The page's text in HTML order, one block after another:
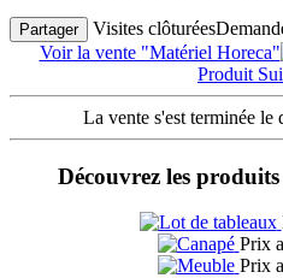
Partager Visites clôturées
Voir la vente "Matériel Horeca"
Produit
La vente s'est terminée
Découvrez les
Prix
Prix